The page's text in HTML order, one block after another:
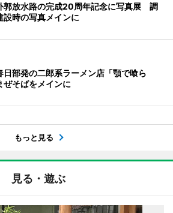
郭放水路の完成20周年記念に写真展 調
設時の写真メインに
日部発の二郎系ラーメン店「顎で喰ら
そばをメインに
もっと見る
見る・遊ぶ